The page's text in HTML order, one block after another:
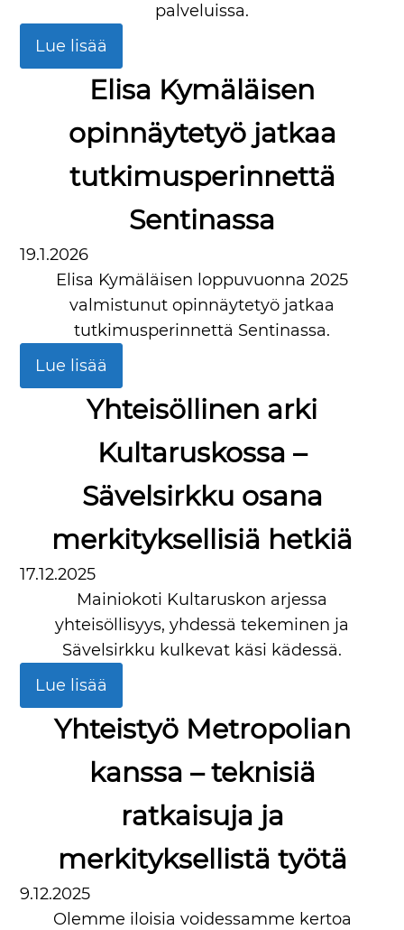
palveluissa.
Lue lisää
Elisa Kymäläisen
opinnäytetyö jatkaa
tutkimusperinnettä
Sentinassa
19.1.2026
Elisa Kymäläisen loppuvuonna 2025
valmistunut opinnäytetyö jatkaa
tutkimusperinnettä Sentinassa.
Lue lisää
Yhteisöllinen arki
Kultaruskossa –
Sävelsirkku osana
merkityksellisiä hetkiä
17.12.2025
Mainiokoti Kultaruskon arjessa
yhteisöllisyys, yhdessä tekeminen ja
Sävelsirkku kulkevat käsi kädessä.
Lue lisää
Yhteistyö Metropolian
kanssa – teknisiä
ratkaisuja ja
merkityksellistä työtä
9.12.2025
Olemme iloisia voidessamme kertoa